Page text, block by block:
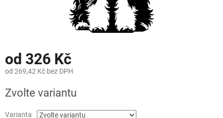
od 326 Kč
od 269,42 Kč bez DPH
cena:
Zvolte variantu
Varianta